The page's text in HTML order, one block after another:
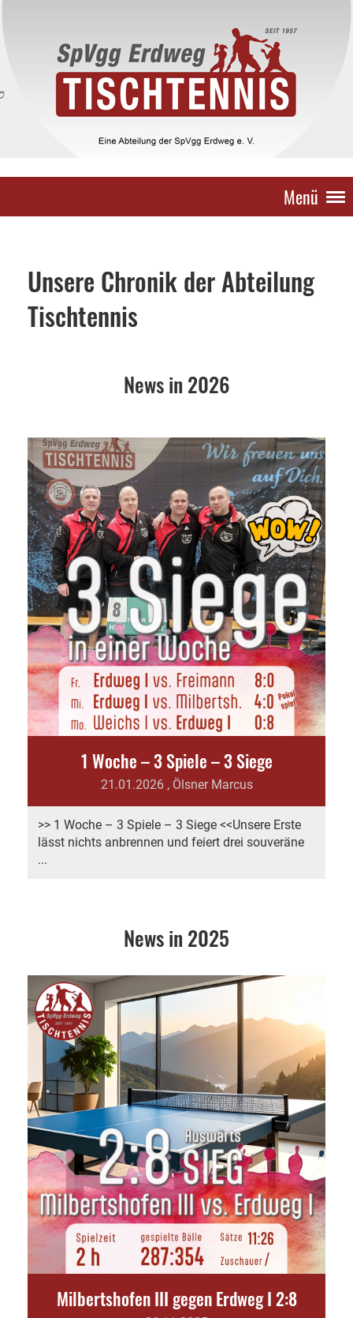
Menü
Unsere Chronik der Abteilung
Tischtennis
News in 2026
1 Woche – 3 Spiele – 3 Siege
21.01.2026, Ölsner Marcus
>> 1 Woche – 3 Spiele – 3 Siege <<Unsere Erste
lässt nichts anbrennen und feiert drei souveräne
...
News in 2025
Milbertshofen III gegen Erdweg I 2:8